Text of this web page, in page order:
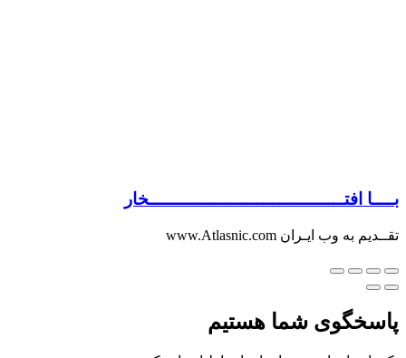
بــــا افتــــــــــــــــــــــــــــــــــــخار
تقــدیم به وب ایـران www.Atlasnic.com
پاسخگوی شما هستیم